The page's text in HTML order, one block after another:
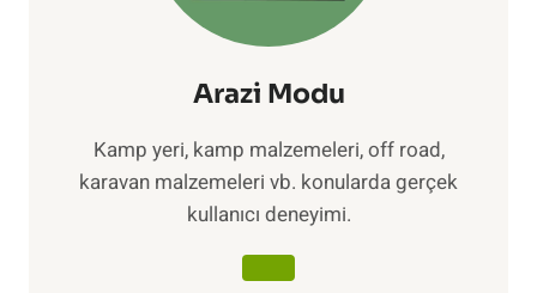
Arazi Modu
Kamp yeri, kamp malzemeleri, off road,
karavan malzemeleri vb. konularda gerçek
kullanıcı deneyimi.